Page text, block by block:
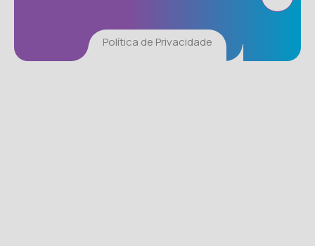
Política de Privacidade